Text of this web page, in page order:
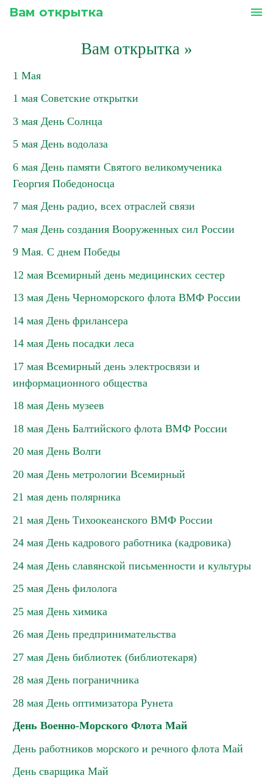
Вам открытка menu
Вам открытка»
1 Мая
1 мая Советские открытки
3 мая День Солнца
5 мая День водолаза
6 мая День памяти Святого великомученика
Георгия Победоносца
7 мая День радио, всех отраслей связи
7 мая День создания Вооруженных сил России
9 Мая. С днем Победы
12 мая Всемирный день медицинских сестер
13 мая День Черноморского флота ВМФ России
14 мая День фрилансера
14 мая День посадки леса
17 мая Всемирный день электросвязи и
информационного общества
18 мая День музеев
18 мая День Балтийского флота ВМФ России
20 мая День Волги
20 мая День метрологии Всемирный
21 мая день полярника
21 мая День Тихоокеанского ВМФ России
24 мая День кадрового работника (кадровика)
24 мая День славянской письменности и культуры
25 мая День филолога
25 мая День химика
26 мая День предпринимательства
27 мая День библиотек (библиотекаря)
28 мая День пограничника
28 мая День оптимизатора Рунета
День Военно-Морского Флота Май
День работников морского и речного флота Май
День сварщика Май